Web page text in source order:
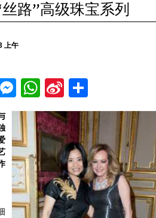
路”高级珠宝系列
上午
Messenger
WhatsApp
Sina
Weibo
分
享